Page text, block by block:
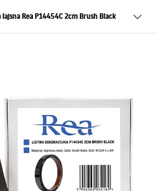
Rea P14454C 2cm Brush Black